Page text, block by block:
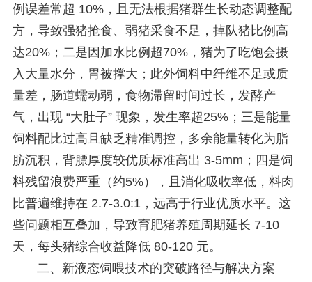
例误差常超 10%，且无法根据猪群生长动态调整配
方，导致强猪抢食、弱猪采食不足，掉队猪比例高
达20%；二是因加水比例超70%，猪为了吃饱会摄
入大量水分，胃被撑大；此外饲料中纤维不足或质
量差，肠道蠕动弱，食物滞留时间过长，发酵产
气，出现 “大肚子” 现象，发生率超25%；三是能量
饲料配比过高且缺乏精准调控，多余能量转化为脂
肪沉积，背膘厚度较优质标准高出 3-5mm；四是饲
料残留浪费严重（约5%），且消化吸收率低，料肉
比普遍维持在 2.7-3.0:1，远高于行业优质水平。这
些问题相互叠加，导致育肥猪养殖周期延长 7-10
天，每头猪综合收益降低 80-120 元。
二、新液态饲喂技术的突破路径与解决方案